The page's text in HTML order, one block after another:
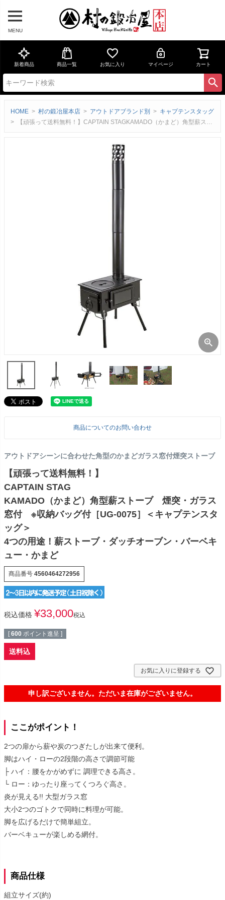
MENU
新着商品 商品一覧 お気に入り マイページ カート
HOME 村の鍛冶屋本店 アウトドアブランド別
キャプテンスタッグ
【頑張って送料無料！】CAPTAIN STAGKAMADO（かまど）角型薪ストーブ 煙突・ガラス窓付 ※収納バッグ付［UG-0075］＜キャプテンスタッグ＞4つの用途！薪ストーブ・ダッチオーブン・バーベキュー・かまど
商品についてのお問い合わせ
アウトドアシーンに合わせた角型のかまどガラス窓付煙突ストーブ
【頑張って送料無料！】
CAPTAIN STAG
KAMADO（かまど）角型薪ストーブ 煙突・ガラス
窓付 ※収納バッグ付［UG-0075］＜キャプテンスタ
ッグ＞
4つの用途！薪ストーブ・ダッチオーブン・バーベキ
ュー・かまど
商品番号 4560464272956
税込価格 ¥33,000税込
[ 600 ポイント進呈 ]
送料込
お気に入りに登録する
申し訳ございません。ただいま在庫がございません。
ここがポイント！
2つの扉から薪や炭のつぎたしが出来て便利。
脚はハイ・ローの2段階の高さで調節可能
├ ハイ：腰をかがめずに 調理できる高さ。
└ ロー：ゆったり座ってくつろぐ高さ。
炎が見える!! 大型ガラス窓
大小2つのゴトクで同時に料理が可能。
脚を広げるだけで簡単組立。
バーベキューが楽しめる網付。
商品仕様
組立サイズ(約)